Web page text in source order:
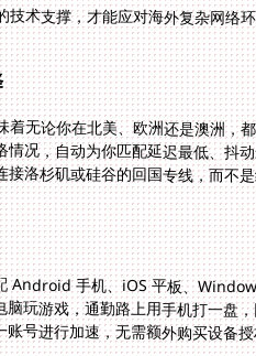
术支撑，才能应对海外复杂网络
无论你在北美、欧洲还是澳洲，
情况，自动为你匹配延迟最低、
洛杉矶或硅谷的回国专线，而不
Android 手机、iOS 平板、
玩游戏，通勤路上用手机打一盘
号进行加速，无需额外购买设备